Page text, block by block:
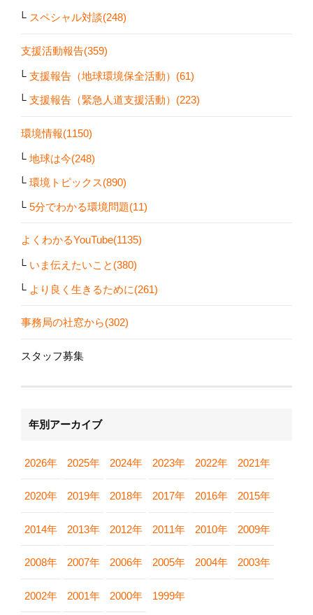
スペシャル対談(248)
支援活動報告(359)
支援報告（地球環境保全活動）(61)
支援報告（緊急人道支援活動）(223)
環境情報(1150)
地球は今(248)
環境トピックス(890)
5分でわかる環境問題(11)
よくわかるYouTube(1135)
いま伝えたいこと(380)
より良く生きるために(261)
事務局の社窓から(302)
スタッフ募集
年別アーカイブ
2026年 2025年 2024年 2023年 2022年 2021年
2020年 2019年 2018年 2017年 2016年 2015年
2014年 2013年 2012年 2011年 2010年 2009年
2008年 2007年 2006年 2005年 2004年 2003年
2002年 2001年 2000年 1999年